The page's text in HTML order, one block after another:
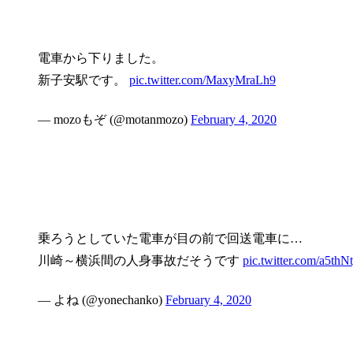
電車から下りました。
新子安駅です。 pic.twitter.com/MaxyMraLh9
— mozoもぞ (@motanmozo) February 4, 2020
乗ろうとしていた電車が目の前で回送電車に…
川崎～横浜間の人身事故だそうです pic.twitter.com/
— よね (@yonechanko) February 4, 2020